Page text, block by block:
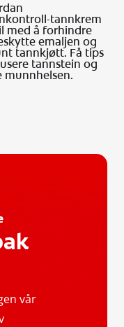
tannkrem
med å forhindre
emaljen og
tannkjøtt. Få tips
tannstein og
munnhelsen.
vår